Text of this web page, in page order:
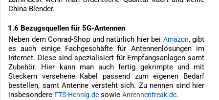
China-Blender.
1.6 Bezugsquellen für 5G-Antennen
Neben dem Conrad-Shop und natürlich hier bei Amazon, gibt
es auch einige Fachgeschäfte für Antennenlösungen im
Internet. Diese sind spezialisiert für Empfangsanlagen samt
Zubehör. Hier kann man auch fertig gekrimpte und mit
Steckern versehene Kabel passend zum eigenen Bedarf
bestellen, samt Antenne versteht sich. Zu nennen sind hier
insbesondere FTS-Hennig.de sowie Antennenfreak.de.